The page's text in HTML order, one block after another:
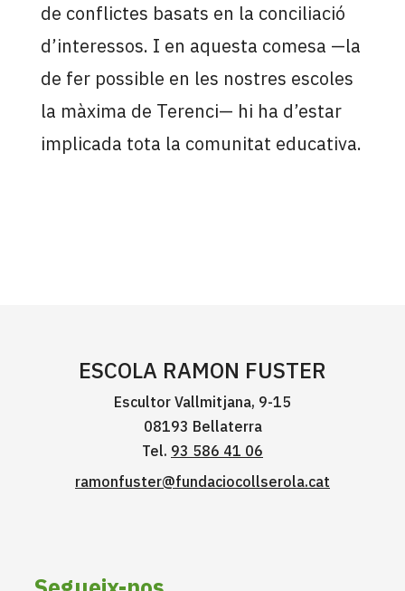
de conflictes basats en la conciliació
d’interessos. I en aquesta comesa —la
de fer possible en les nostres escoles
la màxima de Terenci— hi ha d’estar
implicada tota la comunitat educativa.
ESCOLA RAMON FUSTER
Escultor Vallmitjana, 9-15
08193 Bellaterra
Tel. 93 586 41 06
ramonfuster@fundaciocollserola.cat